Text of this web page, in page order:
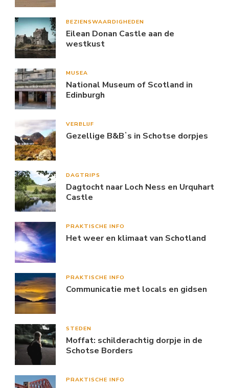
BEZIENSWAARDIGHEDEN
Eilean Donan Castle aan de
westkust
MUSEA
National Museum of Scotland in
Edinburgh
VERBLIJF
Gezellige B&Bʼs in Schotse dorpjes
DAGTRIPS
Dagtocht naar Loch Ness en Urquhart
Castle
PRAKTISCHE INFO
Het weer en klimaat van Schotland
PRAKTISCHE INFO
Communicatie met locals en gidsen
STEDEN
Moffat: schilderachtig dorpje in de
Schotse Borders
PRAKTISCHE INFO